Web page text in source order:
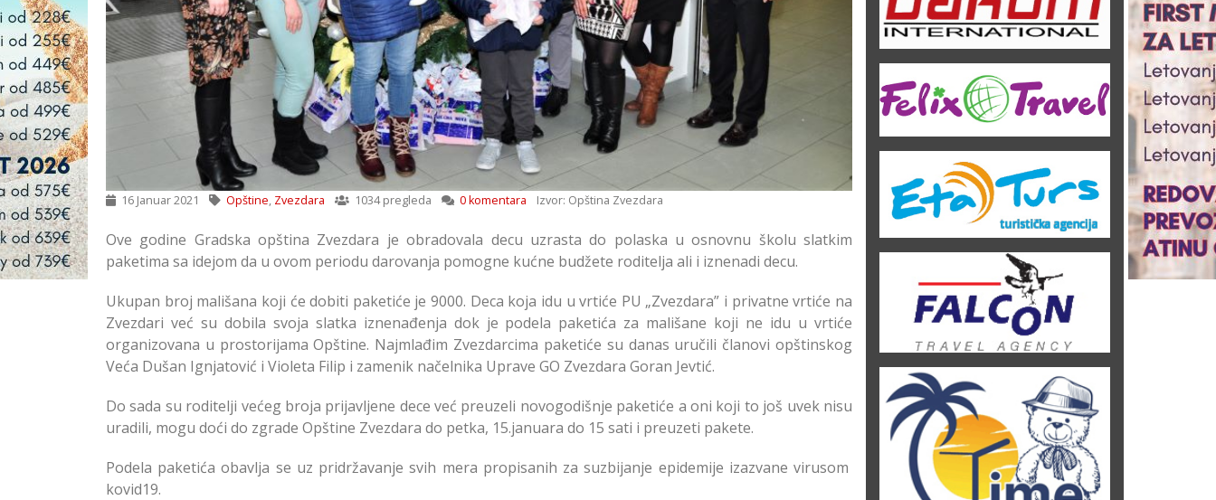
16 Januar 2021 Opštine, Zvezdara 1034 pregleda 0 komentara Izvor: Opština Zvezdara
Ove godine Gradska opština Zvezdara je obradovala decu uzrasta do polaska u osnovnu školu slatkim
paketima sa idejom da u ovom periodu darovanja pomogne kućne budžete roditelja ali i iznenadi decu.
Ukupan broj mališana koji će dobiti paketiće je 9000. Deca koja idu u vrtiće PU „Zvezdara” i privatne vrtiće na
Zvezdari već su dobila svoja slatka iznenađenja dok je podela paketića za mališane koji ne idu u vrtiće
organizovana u prostorijama Opštine. Najmlađim Zvezdarcima paketiće su danas uručili članovi opštinskog
Veća Dušan Ignjatović i Violeta Filip i zamenik načelnika Uprave GO Zvezdara Goran Jevtić.
Do sada su roditelji većeg broja prijavljene dece već preuzeli novogodišnje paketiće a oni koji to još uvek nisu
uradili, mogu doći do zgrade Opštine Zvezdara do petka, 15.januara do 15 sati i preuzeti pakete.
Podela paketića obavlja se uz pridržavanje svih mera propisanih za suzbijanje epidemije izazvane virusom
kovid19.